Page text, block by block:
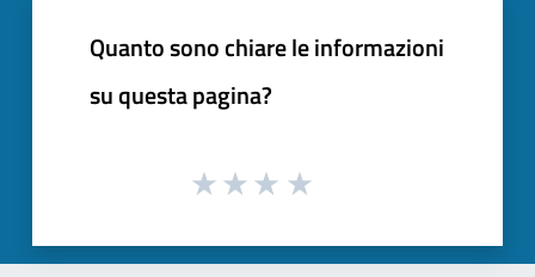
Quanto sono chiare le informazioni
su questa pagina?